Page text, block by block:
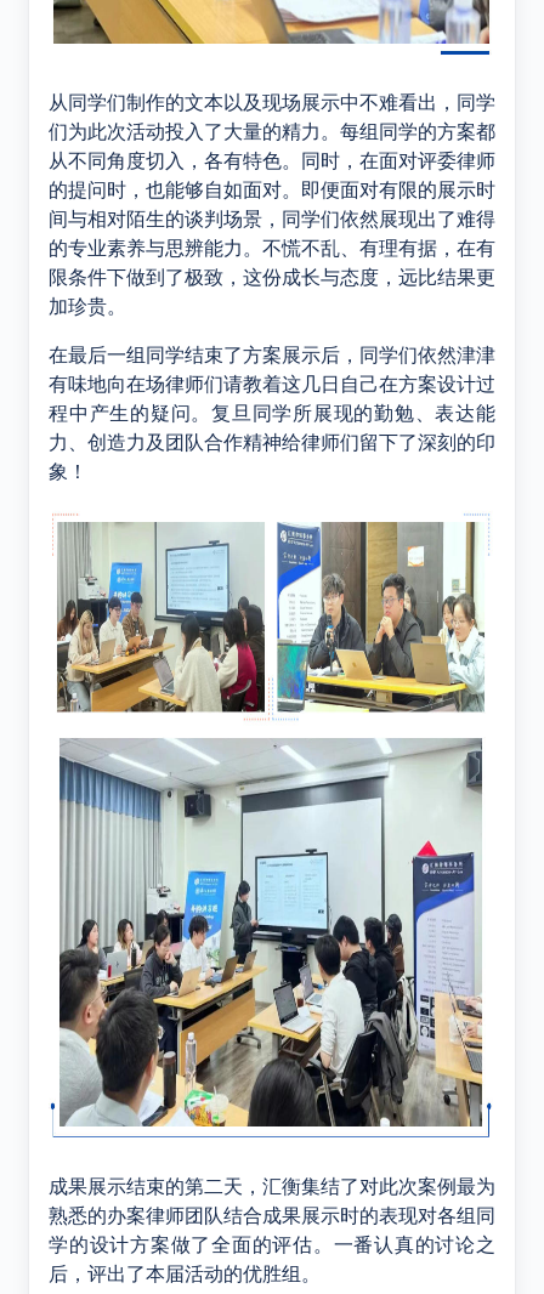
从同学们制作的文本以及现场展示中不难看出，同学
们为此次活动投入了大量的精力。每组同学的方案都
从不同角度切入，各有特色。同时，在面对评委律师
的提问时，也能够自如面对。即便面对有限的展示时
间与相对陌生的谈判场景，同学们依然展现出了难得
的专业素养与思辨能力。不慌不乱、有理有据，在有
限条件下做到了极致，这份成长与态度，远比结果更
加珍贵。
在最后一组同学结束了方案展示后，同学们依然津津
有味地向在场律师们请教着这几日自己在方案设计过
程中产生的疑问。复旦同学所展现的勤勉、表达能
力、创造力及团队合作精神给律师们留下了深刻的印
象！
成果展示结束的第二天，汇衡集结了对此次案例最为
熟悉的办案律师团队结合成果展示时的表现对各组同
学的设计方案做了全面的评估。一番认真的讨论之
后，评出了本届活动的优胜组。